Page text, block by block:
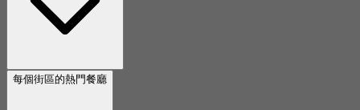
每個街區的熱門餐廳